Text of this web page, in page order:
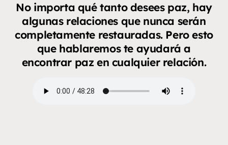
No importa qué tanto desees paz, hay
algunas relaciones que nunca serán
completamente restauradas. Pero esto
que hablaremos te ayudará a
encontrar paz en cualquier relación.